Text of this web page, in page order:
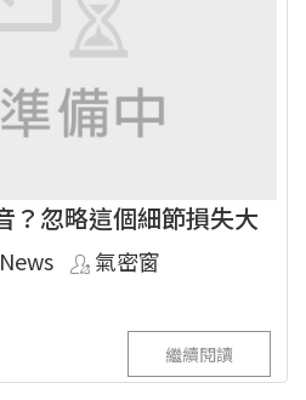
？忽略這個細節損失大
氣密窗
繼續閱讀